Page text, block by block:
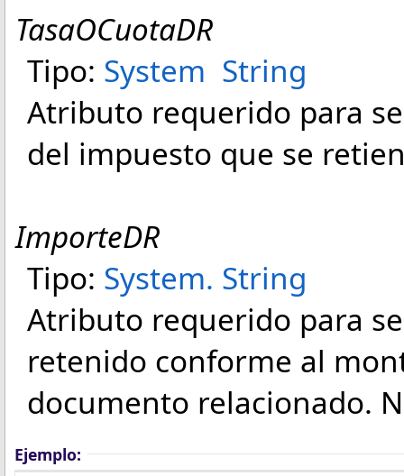
TasaOCuotaDR
Tipo: System String
Atributo requerido para
del impuesto que se
ImporteDR
Tipo: System. String
Atributo requerido para
retenido conforme al
documento relacionado.
Ejemplo: